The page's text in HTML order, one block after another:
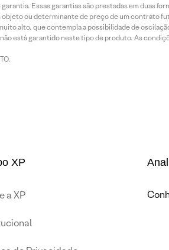
Essas garantias são prestadas em duas
ou determinante de preço de um contrato
alto, que contempla a possibilidade de
está garantido neste tipo de produto. As
XP
a XP